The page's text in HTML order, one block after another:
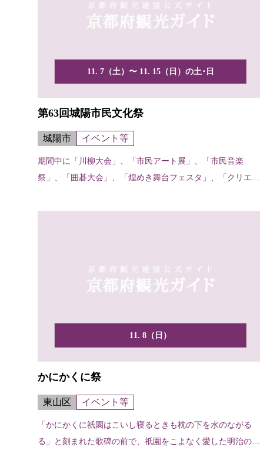
11. 7（土）〜 11. 15（日）の土･日
第63回城陽市民文化祭
城陽市 イベント等
期間中に「川柳大会」、「市民アート展」、「市民音楽
祭」、「囲碁大会」、「煌めき舞台フェスタ」、「クリエー
11. 8（日）
かにかくに祭
東山区 イベント等
「かにかくに祇園はこいし寝るときも枕の下を水のながる
る」と刻まれた歌碑の前で、祇園をこよなく愛した明治の歌